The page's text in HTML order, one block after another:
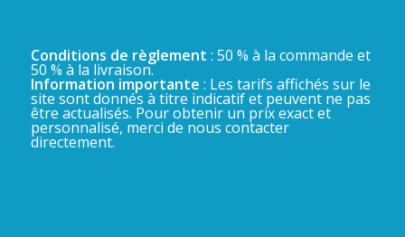
Conditions de règlement : 50 % à la commande et
50 % à la livraison.
Information importante : Les tarifs affichés sur le
site sont donnés à titre indicatif et peuvent ne pas
être actualisés. Pour obtenir un prix exact et
personnalisé, merci de nous contacter
directement.